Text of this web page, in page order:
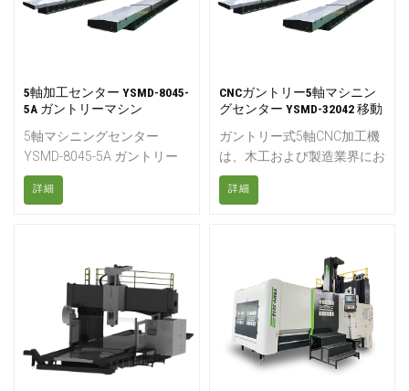
アプローチできます。つま
り、1回の段取りで部品の5
の加工に特に適しています。
固定ポータル構造を採用する
大限の剛性を備えた機械を実
現しました。モジュール設計
と豊富なオプションおよび機
器により、お客様のあらゆる
す。
5軸加工センター YSMD-8045-
5A ガントリーマシン
5軸マシニングセンター
YSMD-8045-5A ガントリー
マシン ダブルコラムCNCマ
シン5軸ガントリー型マシニ
なフライス加工や穴あけ加工
を可能にします。このタイプ
のマシニングセンタは、切削
工具を5つの異なる軸に沿っ
て同時に移動させる機能を備
えているため、複雑な加工作
詳細
CNCガントリー5軸マシニン
グセンター YSMD-32042 移動
ガントリー式5軸CNC加工機
は、木工および製造業界にお
ける精度と汎用性を追求して
設計された最先端の機械で
詳細